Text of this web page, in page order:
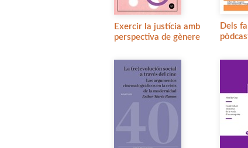
Exercir la justícia amb
perspectiva de gènere
Dels